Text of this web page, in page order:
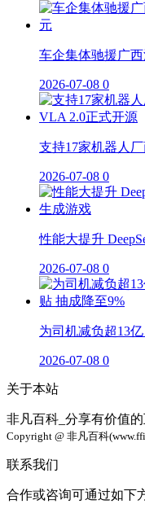
车企集体驰援广
2026-07-08 0
支持17家机器人
2026-07-08 0
性能大提升
2026-07-08 0
为司机减负超13
2026-07-08 0
关于本站
非凡百科_分享有价值
Copyright @ 非凡百科
联系我们
合作或咨询可通过如下